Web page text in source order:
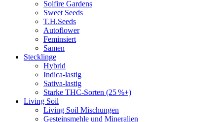
Solfire Gardens
Sweet Seeds
T.H.Seeds
Autoflower
Feminsiert
Samen
Stecklinge
Hybrid
Indica-lastig
Sativa-lastig
Starke THC-Sorten (25 %+)
Living Soil
Living Soil Mischungen
Gesteinsmehle und Mineralien